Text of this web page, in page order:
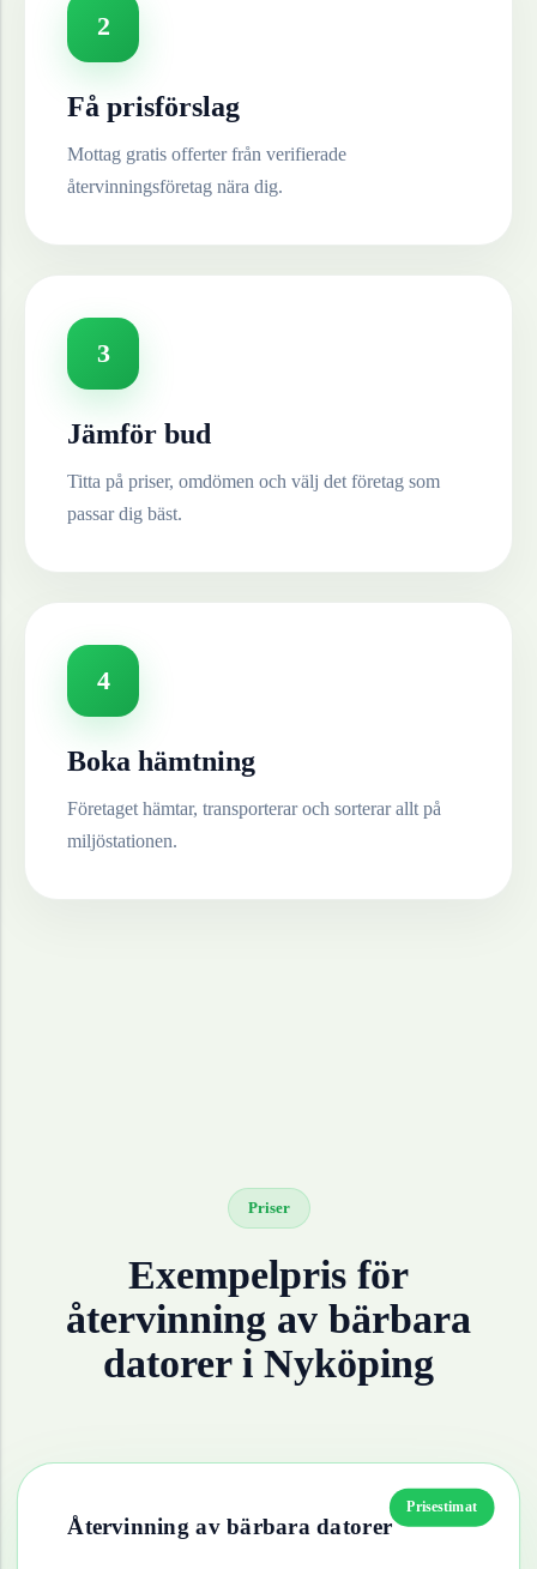
2
Få prisförslag
Mottag gratis offerter från verifierade
återvinningsföretag nära dig.
3
Jämför bud
Titta på priser, omdömen och välj det företag som
passar dig bäst.
4
Boka hämtning
Företaget hämtar, transporterar och sorterar allt på
miljöstationen.
Priser
Exempelpris för
återvinning av bärbara
datoreri Nyköping
Prisestimat
Återvinning av bärbara datorer